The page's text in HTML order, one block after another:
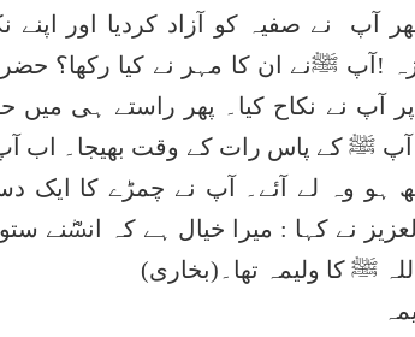
آپ نے صفیہ کو آزاد کردیا اور اپنے
!آپ ﷺنے ان کا مہر نے کیا رکھا؟
آپ نے نکاح کیا۔ پھر راستے ہی
اور آپ ﷺ کے پاس رات کے وقت بھیجا۔
وہ لے آئے۔ آپ نے چمڑے کا ایک
نے کہا : میرا خیال ہے کہ انسؓنے
ﷺ کا ولیمہ تھا۔(بخاری)